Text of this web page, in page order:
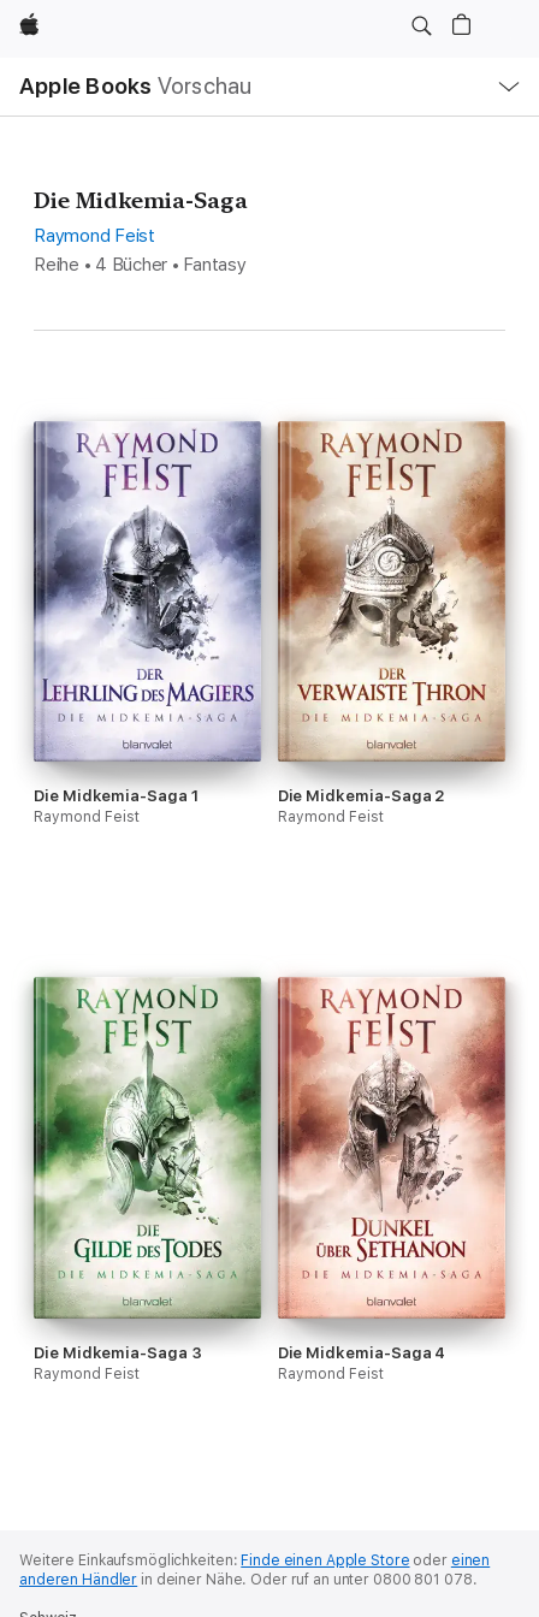
Apple
Apple Books Vorschau
Navigation
Menü
öffnen
Die Midkemia-Saga
Raymond Feist
Reihe • 4 Bücher • Fantasy
Die Midkemia-Saga 1
Raymond Feist
Die Midkemia-Saga 2
Raymond Feist
Die Midkemia-Saga 3
Raymond Feist
Die Midkemia-Saga 4
Raymond Feist
Weitere Einkaufsmöglichkeiten:Finde einen Apple Store oder einen
anderen Händler in deiner Nähe. Oder ruf an unter 0800 801 078.